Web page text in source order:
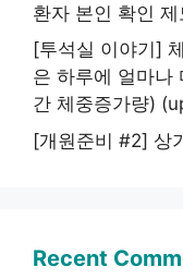
환자 본인 확인 제
[투석실 이야기]
은 하루에 얼마나
간 체중증가량)
[개원준비 #2] 상
Recent